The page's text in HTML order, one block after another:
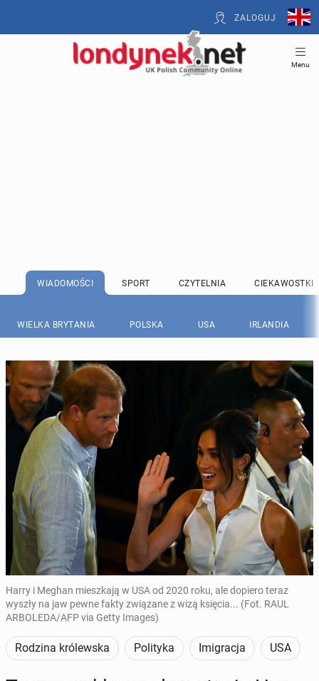
ZALOGUJ
Menu
WIADOMOŚCI SPORT CZYTELNIA CIEKAWOSTKI
WIELKA BRYTANIA POLSKA USA IRLANDIA
Harry i Meghan mieszkają w USA od 2020 roku, ale dopiero teraz
wyszły na jaw pewne fakty związane z wizą księcia... (Fot. RAUL
ARBOLEDA/AFP via Getty Images)
Rodzina królewska Polityka Imigracja USA